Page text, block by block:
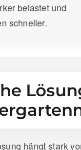
belastet und
schneller.
hängt stark